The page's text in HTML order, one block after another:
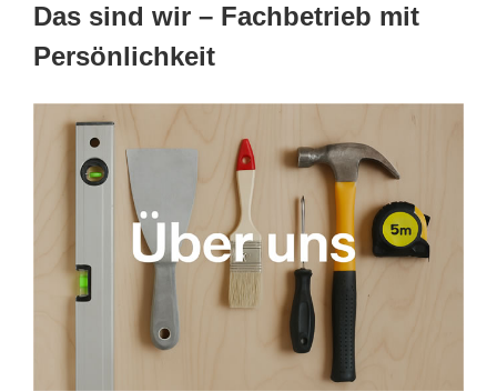
Das sind wir – Fachbetrieb mit
Persönlichkeit